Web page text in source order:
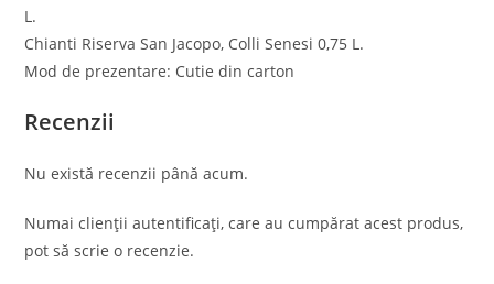
L.
Chianti Riserva San Jacopo, Colli Senesi 0,75 L.
Mod de prezentare: Cutie din carton
Recenzii
Nu există recenzii până acum.
Numai clienții autentificați, care au cumpărat acest produs,
pot să scrie o recenzie.